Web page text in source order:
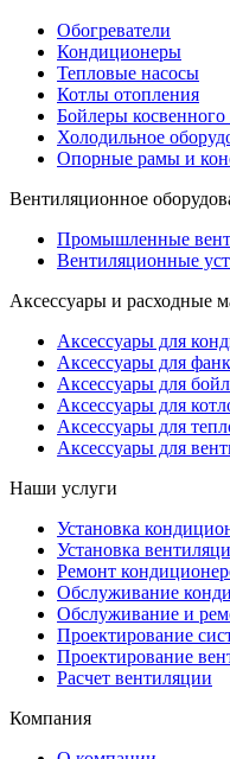
Обогреватели
Кондиционеры
Тепловые насосы
Котлы отопления
Бойлеры косвенного
Холодильное
Опорные рамы и
Вентиляционное
Промышленные
Вентиляционные
Аксессуары и расходные
Аксессуары для
Аксессуары для
Аксессуары для
Аксессуары для
Аксессуары для
Аксессуары для
Наши услуги
Установка
Установка
Ремонт
Обслуживание
Обслуживание и
Проектирование
Проектирование
Расчет вентиляции
Компания